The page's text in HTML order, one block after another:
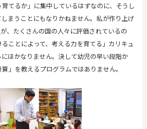
てるか」に集中しているはずなのに、そうし
まうことにもなりかねません。私が作り上げ
が、たくさんの国の人々に評価されているの
ことによって、考える力を育てる」カリキュ
ほかなりません。決して幼児の早い段階か
」を教えるプログラムではありません。